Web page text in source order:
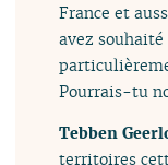
France et
avez
Pourrais-tu
Tebben
territoires